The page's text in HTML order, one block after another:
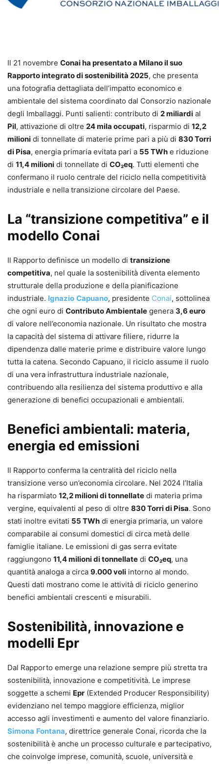
Il 21 novembre Conai ha presentato a Milano il suo
Rapporto integrato di sostenibilità 2025, che presenta
una fotografia dettagliata dell’impatto economico e
ambientale del sistema coordinato dal Consorzio nazionale
degli Imballaggi. Punti salienti: contributo di 2 miliardi al
Pil, attivazione di oltre 24 mila occupati, risparmio di 12,2
milioni di tonnellate di materie prime pari a più di 830 Torri
di Pisa, energia primaria evitata pari a 55 TWh e riduzione
di 11,4 milioni di tonnellate di CO₂eq. Tutti elementi che
confermano il ruolo centrale del riciclo nella competitività
industriale e nella transizione circolare del Paese.
La “transizione competitiva” e il
modello Conai
Il Rapporto definisce un modello di transizione
competitiva, nel quale la sostenibilità diventa elemento
strutturale della produzione e della pianificazione
industriale. Ignazio Capuano, presidente Conai, sottolinea
che ogni euro di Contributo Ambientale genera 3,6 euro
di valore nell’economia nazionale. Un risultato che mostra
la capacità del sistema di attivare filiere, ridurre la
dipendenza dalle materie prime e distribuire valore lungo
tutta la catena. Secondo Capuano, il riciclo assume il ruolo
di una vera infrastruttura industriale nazionale,
contribuendo alla resilienza del sistema produttivo e alla
generazione di benefici occupazionali e ambientali.
Benefici ambientali: materia,
energia ed emissioni
Il Rapporto conferma la centralità del riciclo nella
transizione verso un’economia circolare. Nel 2024 l’Italia
ha risparmiato 12,2 milioni di tonnellate di materia prima
vergine, equivalenti al peso di oltre 830 Torri di Pisa. Sono
stati inoltre evitati 55 TWh di energia primaria, un valore
comparabile ai consumi domestici di circa metà delle
famiglie italiane. Le emissioni di gas serra evitate
raggiungono 11,4 milioni di tonnellate di CO₂eq, una
quantità analoga a circa 9.000 voli intorno al mondo.
Questi dati mostrano come le attività di riciclo generino
benefici ambientali crescenti e misurabili.
Sostenibilità, innovazione e
modelli Epr
Dal Rapporto emerge una relazione sempre più stretta tra
sostenibilità, innovazione e competitività. Le imprese
soggette a schemi Epr (Extended Producer Responsibility)
evidenziano nel tempo maggiore efficienza, miglior
accesso agli investimenti e aumento del valore finanziario.
Simona Fontana, direttrice generale Conai, ricorda che la
sostenibilità è anche un processo culturale e partecipativo,
che coinvolge imprese, comunità, scuole, università e